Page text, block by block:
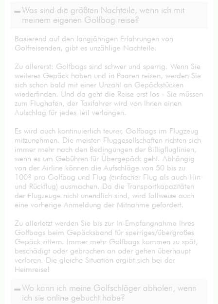
Was sind die größten Nachteile, wenn ich mit
meinem eigenen Golfbag reise?
Basierend auf den langjährigen Erfahrungen von
Golfreisenden, gibt es unzählige Nachteile.
Zu allererst: Golfbags sind schwer und sperrig. Wenn Sie
weiteres Gepäck haben und in Paaren reisen, werden Sie
sich schon bald mit einer Unzahl an Gepäckstücken
wiederfinden. Und da geht die Reise erst los - Sie müssen
zum Flughafen, der Taxifahrer wird von Ihnen einen
Aufschlag für jedes Teil verlangen.
Es wird auch kontinuierlich teurer, Golfbags im Flugzeug
mitzunehmen. Die meisten Fluggesellschaften richten sich
immer mehr nach den Bedingungen der Billigfluglinien,
wenn es um Gebühren für Übergepäck geht. Abhängig
von der Airline können die Aufschläge von 50 bis zu
100? pro Golfbag und Flug (einfacher Flug als auch Hin-
und Rückflug) ausmachen. Da die Transportkapazitäten
der Flugzeuge nicht unendlich sind, wird fallweise auch
eine vorherige Anmeldung der Mitnahme gefordert.
Zu allerletzt werden Sie bis zur In-Empfangnahme Ihres
Golfbags beim Gepäcksband für sperriges/übergroßes
Gepäck zittern. Immer mehr Golfbags kommen zu spät,
beschädigt oder gebrochen an oder gehen überhaupt
verloren. Die gleiche Situation ergibt sich bei der
Heimreise!
Wo kann ich meine Golfschläger abholen, wenn
ich sie online gebucht habe?